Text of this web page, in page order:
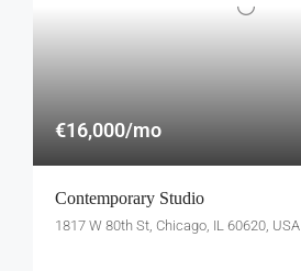
€16,000/mo
Contemporary Studio
1817 W 80th St, Chicago, IL 60620, USA